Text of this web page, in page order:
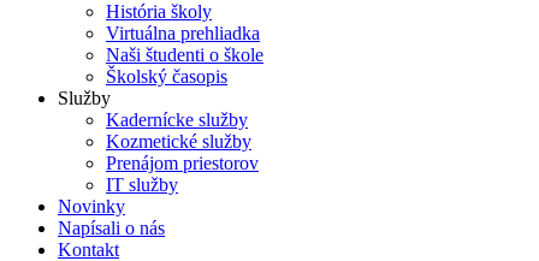
História školy
Virtuálna prehliadka
Naši študenti o škole
Školský časopis
Služby
Kadernícke služby
Kozmetické služby
Prenájom priestorov
IT služby
Novinky
Napísali o nás
Kontakt